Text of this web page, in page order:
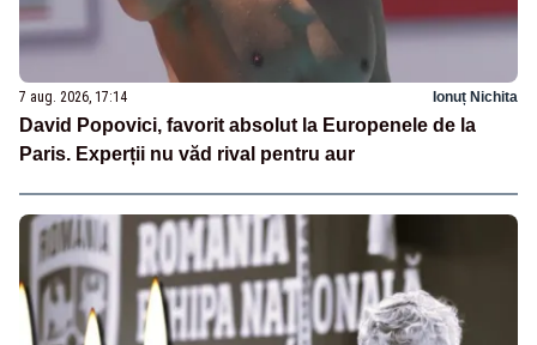
7 aug. 2026, 17:14 Ionuț Nichita
David Popovici, favorit absolut la Europenele de la
Paris. Experții nu văd rival pentru aur